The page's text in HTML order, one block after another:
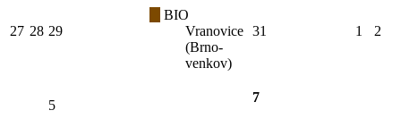
27 28 29
BIO
Vranovice
(Brno-
venkov)
31 1 2
5
7